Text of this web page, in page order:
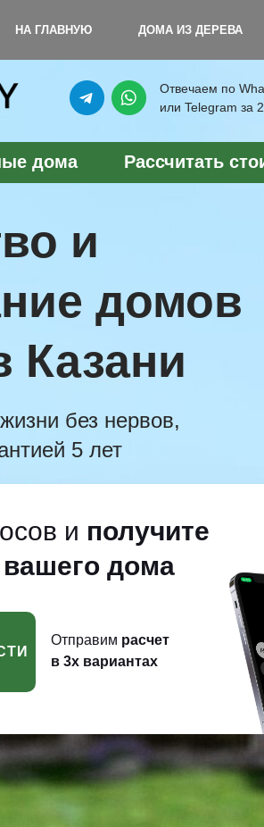
ДОМА ИЗ ДЕРЕВА
без нервов,
5 лет
и
домов
Казани
и получите
вашего дома
Отправим расчет
в 3х вариантах
Отвечаем по
или Telegram за
дома Рассчитать